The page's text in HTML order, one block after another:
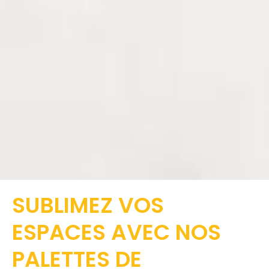
SUBLIMEZ VOS
ESPACES AVEC NOS
PALETTES DE